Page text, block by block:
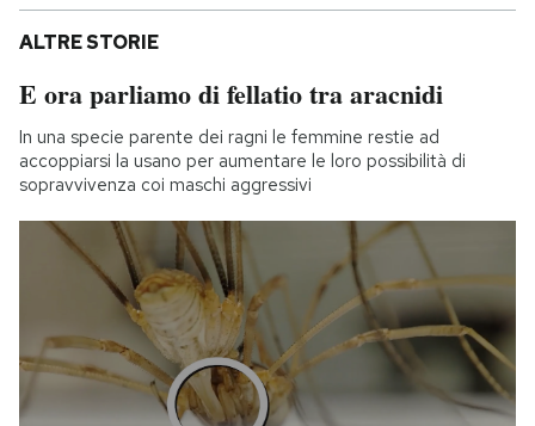
ALTRE STORIE
E ora parliamo di fellatio tra aracnidi
In una specie parente dei ragni le femmine restie ad
accoppiarsi la usano per aumentare le loro possibilità di
sopravvivenza coi maschi aggressivi